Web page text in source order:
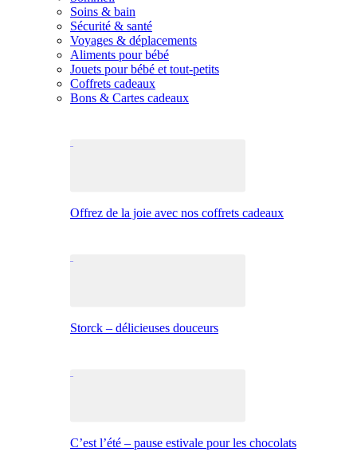
Soins & bain
Sécurité & santé
Voyages & déplacements
Aliments pour bébé
Jouets pour bébé et tout-petits
Coffrets cadeaux
Bons & Cartes cadeaux
Offrez de la joie avec nos coffrets cadeaux
Storck – délicieuses douceurs
C’est l’été – pause estivale pour les chocolats